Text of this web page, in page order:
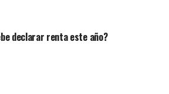
declarar renta este año?